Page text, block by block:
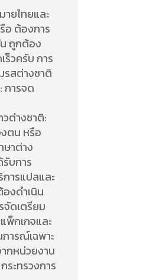
ยไทยและ
ต้องการ
ถูกต้อง
ร็วครับ การ
รสต่างชาติ
การจด
ต่างชาติ:
ตน หรือ
ษาต่าง
บการ
การแปลและ
งดำเนิน
จัดเตรียม
พ็กเกจและ
ารณ์เฉพาะ
กหน่วยงาน
ระทรวงการ